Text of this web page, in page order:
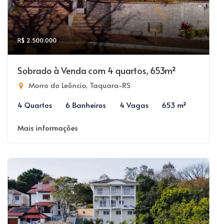
R$ 2.500.000
Sobrado à Venda com 4 quartos, 653m²
Morro do Leôncio, Taquara-RS
4 Quartos
6 Banheiros 4 Vagas 653 m²
Mais informações